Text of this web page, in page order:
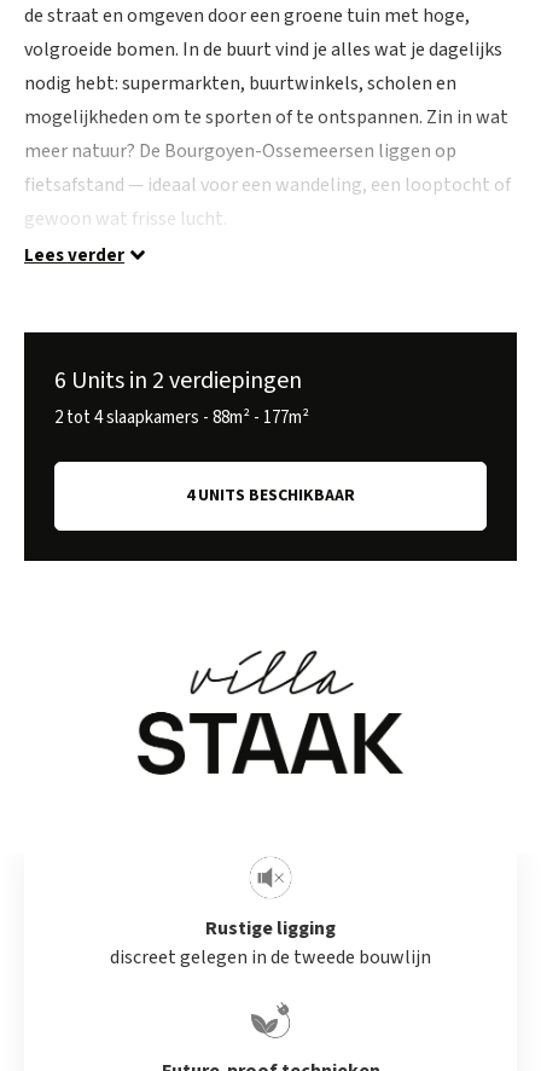
de straat en omgeven door een groene tuin met hoge,
volgroeide bomen. In de buurt vind je alles wat je dagelijks
nodig hebt: supermarkten, buurtwinkels, scholen en
mogelijkheden om te sporten of te ontspannen. Zin in wat
meer natuur? De Bourgoyen-Ossemeersen liggen op
fietsafstand — ideaal voor een wandeling, een looptocht of
gewoon wat frisse lucht.
een gemeenschappelijke groene ruimte. Alle woonunits
zijn bovendien voorzien van ruime zonneterrassen, perfect
georiënteerd om optimaal van het buitenleven te
Binnen draait alles om licht en ruimte. De oppervlaktes
aangevuld met een bezoekersstalling. Ook voor auto’s is er
voldoende plaats, met parkeerplaatsen voor bewoners én
vloerverwarming op basis van een energiezuinige
warmtepomp en een ventilatiesysteem type D, wat zorgt
voor een gezond en comfortabel binnenklimaat én een
lage energiefactuur.
Op zoek naar een appartement in een rustige, groene
omgeving met een vlotte verbinding naar Gent? Ontdek
Lees verder
6 Units in 2 verdiepingen
2 tot 4 slaapkamers - 88m² - 177m²
4 UNITS BESCHIKBAAR
Rustige ligging
discreet gelegen in de tweede bouwlijn